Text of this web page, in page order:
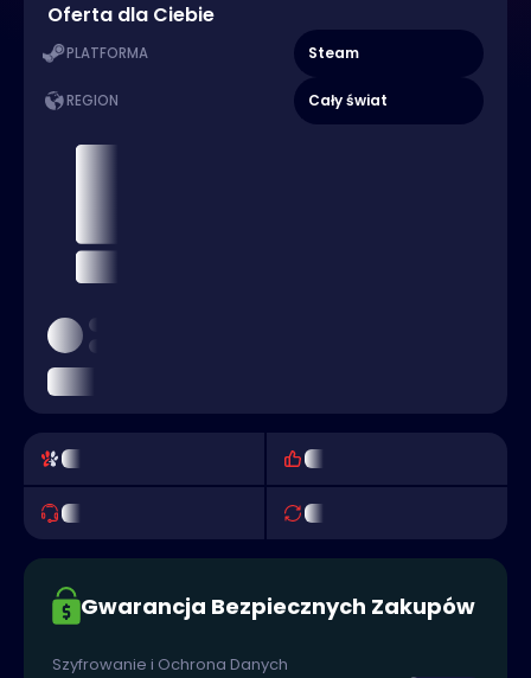
Oferta dla Ciebie
PLATFORMA Steam
REGION Cały świat
Gwarancja Bezpiecznych Zakupów
Szyfrowanie i Ochrona Danych